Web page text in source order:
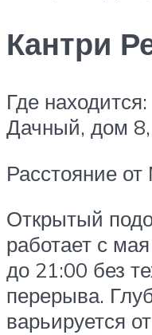
Кантри
Где
Дачный, дом
Расстояние
Открытый
работает с
до 21:00 без
перерыва.
варьируется